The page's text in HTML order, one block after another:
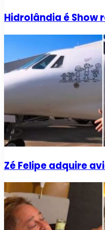
Hidrolândia é Show
Zé Felipe adquire